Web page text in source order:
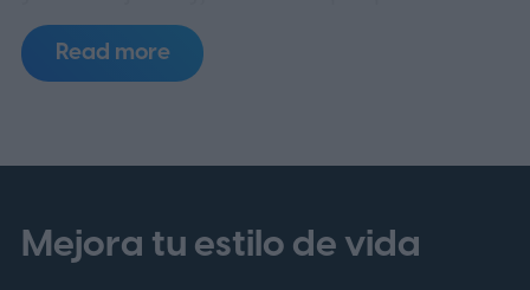
por 404 Media, revela que Private Relay no
oculta tu dirección IP tan bien como afirma
Read more
Mejora tu estilo de vida